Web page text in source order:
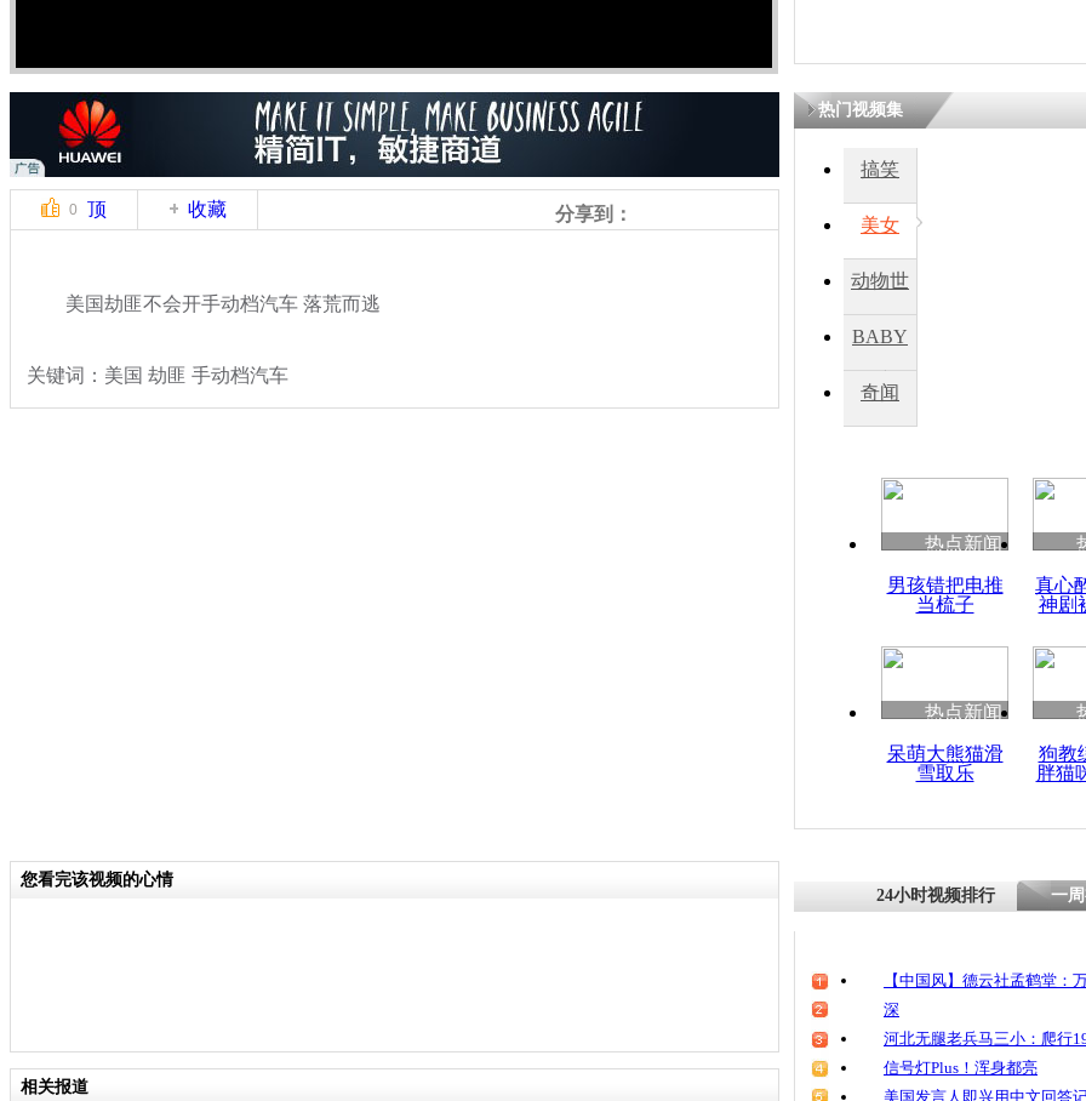
0 顶 收藏 分享到：
美国劫匪不会开手动档汽车 落荒而逃
关键词：美国 劫匪 手动档汽车
热门视频集
搞笑
美女
动物世
BABY
秀
奇闻
热点新闻
男孩错把电推
当梳子
真心
神剧
热点新闻
呆萌大熊猫滑
雪取乐
狗教
胖猫
您看完该视频的心情
相关报道
24小时视频排行 一
【中国风】德云社孟鹤堂：
深
河北无腿老兵马三小：爬行
信号灯Plus！浑身都亮
美国发言人即兴用中文回答